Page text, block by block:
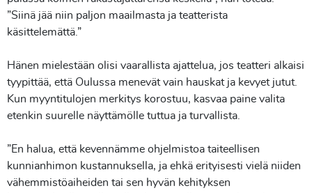
”Siinä jää niin paljon maailmasta ja teatterista
käsittelemättä.”
Hänen mielestään olisi vaarallista ajattelua, jos teatteri alkaisi
tyypittää, että Oulussa menevät vain hauskat ja kevyet jutut.
Kun myyntitulojen merkitys korostuu, kasvaa paine valita
etenkin suurelle näyttämölle tuttua ja turvallista.
”En halua, että kevennämme ohjelmistoa taiteellisen
kunnianhimon kustannuksella, ja ehkä erityisesti vielä niiden
vähemmistöaiheiden tai sen hyvän kehityksen